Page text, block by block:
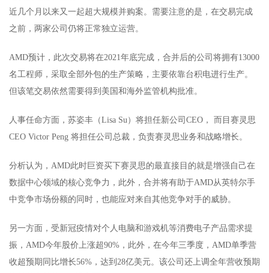
近几个月以来又一起超大规模并购案。需要注意的是，在交易完成
之前，两家公司仍将正常独立运营。
AMD预计，此次交易将在2021年底完成，合并后的公司将拥有13000
名工程师，采取全部外包的生产策略，主要依靠台积电进行生产。
但该笔交易依然需要得到美国和海外监管机构批准。
人事任命方面，苏姿丰（Lisa Su）将担任新公司CEO， 而目赛灵思
CEO Victor Peng 将担任公司总裁，负责赛灵思业务和战略增长。
分析认为，AMD此时巨资买下赛灵思的最直接目的就是增强自己在
数据中心领域的核心竞争力，此外，合并将有助于AMD从英特尔手
中竞争市场份额的同时，也能应对来自其他竞争对手的威胁。
另一方面，受新冠疫情对个人电脑和游戏机等消费电子产品需求提
振，AMD今年股价上涨超90%，此外，在今年三季度，AMD单季营
收超预期同比增长56%，达到28亿美元。该公司还上调全年营收预期